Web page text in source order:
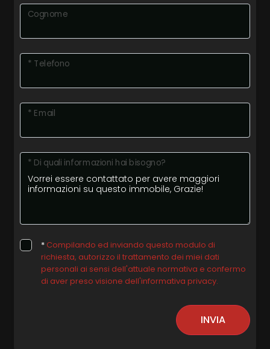
Cognome
* Telefono
* Email
* Di quali informazioni hai bisogno?
* Compilando ed inviando questo modulo di
richiesta, autorizzo il trattamento dei miei dati
personali ai sensi dell'attuale normativa e confermo
di aver preso visione dell'informativa privacy.
INVIA